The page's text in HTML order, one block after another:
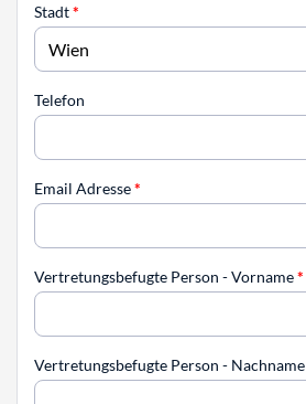
Stadt*
Telefon
Email Adresse*
Vertretungsbefugte Person - Vorname*
Vertretungsbefugte Person - Nachname